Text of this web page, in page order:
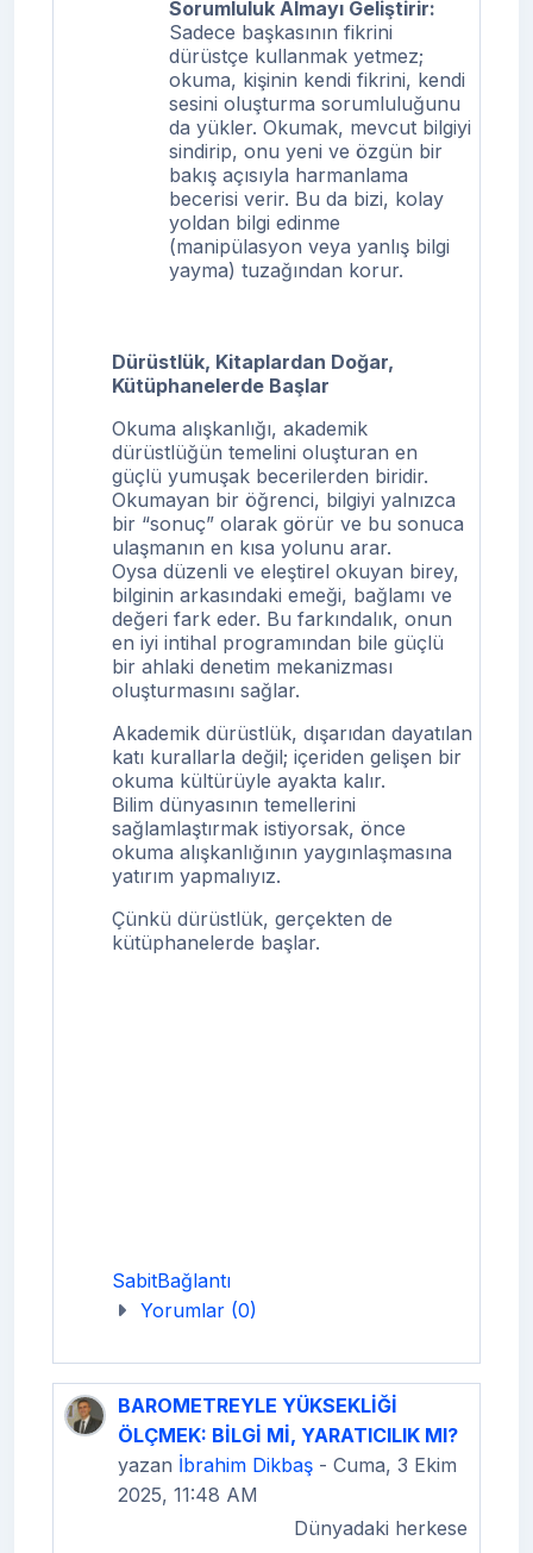
Sorumluluk Almayı Geliştirir:
Sadece başkasının fikrini
dürüstçe kullanmak yetmez;
okuma, kişinin kendi fikrini, kendi
sesini oluşturma sorumluluğunu
da yükler. Okumak, mevcut bilgiyi
sindirip, onu yeni ve özgün bir
bakış açısıyla harmanlama
becerisi verir. Bu da bizi, kolay
yoldan bilgi edinme
(manipülasyon veya yanlış bilgi
yayma) tuzağından korur.
Dürüstlük, Kitaplardan Doğar,
Kütüphanelerde Başlar
Okuma alışkanlığı, akademik
dürüstlüğün temelini oluşturan en
güçlü yumuşak becerilerden biridir.
Okumayan bir öğrenci, bilgiyi yalnızca
bir “sonuç” olarak görür ve bu sonuca
ulaşmanın en kısa yolunu arar.
Oysa düzenli ve eleştirel okuyan birey,
bilginin arkasındaki emeği, bağlamı ve
değeri fark eder. Bu farkındalık, onun
en iyi intihal programından bile güçlü
bir ahlaki denetim mekanizması
oluşturmasını sağlar.
Akademik dürüstlük, dışarıdan dayatılan
katı kurallarla değil; içeriden gelişen bir
okuma kültürüyle ayakta kalır.
Bilim dünyasının temellerini
sağlamlaştırmak istiyorsak, önce
okuma alışkanlığının yaygınlaşmasına
yatırım yapmalıyız.
Çünkü dürüstlük, gerçekten de
kütüphanelerde başlar.
SabitBağlantı
Yorumlar (0)
BAROMETREYLE YÜKSEKLİĞİ
ÖLÇMEK: BİLGİ Mİ, YARATICILIK MI?
yazan İbrahim Dikbaş - Cuma, 3 Ekim
2025, 11:48 AM
Dünyadaki herkese